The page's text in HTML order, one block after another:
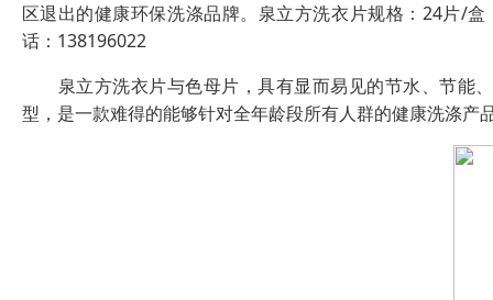
区退出的健康环保洗涤品牌。泉立方洗衣片规格：24片/
话：138196022
泉立方洗衣片与色母片，具有显而易见的节水、节能
型，是一款难得的能够针对全年龄段所有人群的健康洗涤